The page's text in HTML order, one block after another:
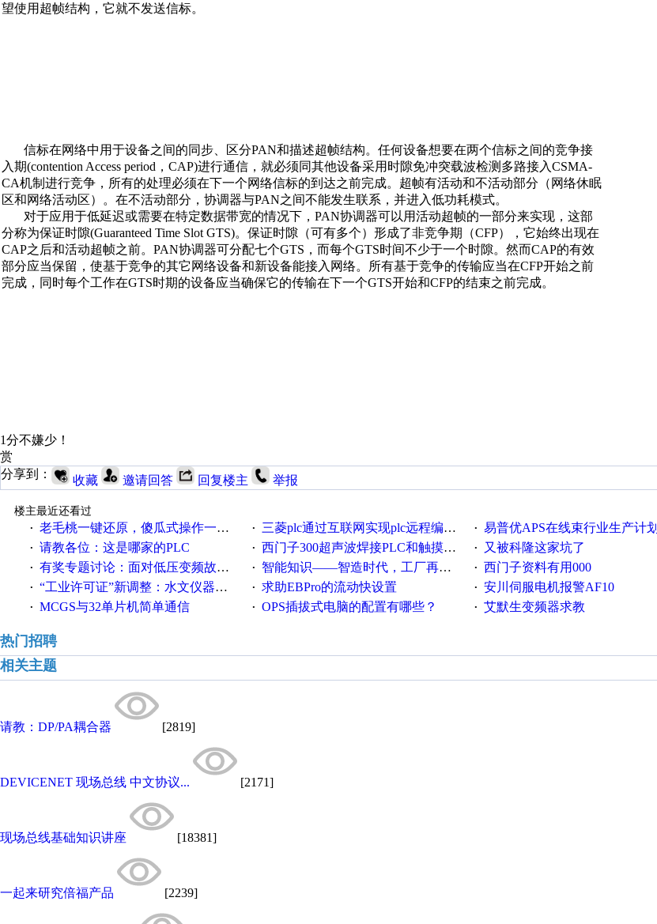
望使用超帧结构，它就不发送信标。
信标在网络中用于设备之间的同步、区分PAN和描述超帧结构。任何设备想要在两个信标之间的竞争接
入期(contention Access period，CAP)进行通信，就必须同其他设备采用时隙免冲突载波检测多路接入CSMA-
CA机制进行竞争，所有的处理必须在下一个网络信标的到达之前完成。超帧有活动和不活动部分（网络休眠
区和网络活动区）。在不活动部分，协调器与PAN之间不能发生联系，并进入低功耗模式。
对于应用于低延迟或需要在特定数据带宽的情况下，PAN协调器可以用活动超帧的一部分来实现，这部
分称为保证时隙(Guaranteed Time Slot GTS)。保证时隙（可有多个）形成了非竞争期（CFP），它始终出现在
CAP之后和活动超帧之前。PAN协调器可分配七个GTS，而每个GTS时间不少于一个时隙。然而CAP的有效
部分应当保留，使基于竞争的其它网络设备和新设备能接入网络。所有基于竞争的传输应当在CFP开始之前
完成，同时每个工作在GTS时期的设备应当确保它的传输在下一个GTS开始和CFP的结束之前完成。
1分不嫌少！
赏
分享到：
收藏 邀请回答 回复楼主 举报
楼主最近还看过
· 老毛桃一键还原，傻瓜式操作一键轻松备份还原；程序为向导式安装，一键即可实现自动备份或还原系统。 · 三菱plc通过互联网实现plc远程编程和程序上下载的方法 · 易普优APS在线束行业生产计划排产中的应用案例
· 请教各位：这是哪家的PLC · 西门子300超声波焊接PLC和触摸屏程序 · 又被科隆这家坑了
· 有奖专题讨论：面对低压变频故障，老手是这样解决的！ · 智能知识——智造时代，工厂再不信息化就OUT了！ · 西门子资料有用000
· “工业许可证”新调整：水文仪器等19类产品取消事前生产许可 · 求助EBPro的流动快设置 · 安川伺服电机报警AF10
· MCGS与32单片机简单通信 · OPS插拔式电脑的配置有哪些？ · 艾默生变频器求教
热门招聘
相关主题
请教：DP/PA耦合器 [2819]
DEVICENET 现场总线 中文协议... [2171]
现场总线基础知识讲座 [18381]
一起来研究倍福产品 [2239]